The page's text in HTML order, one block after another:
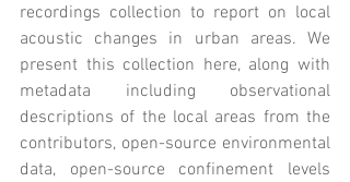
recordings collection to report on local
acoustic changes in urban areas. We
present this collection here, along with
metadata including observational
descriptions of the local areas from the
contributors, open-source environmental
data, open-source confinement levels